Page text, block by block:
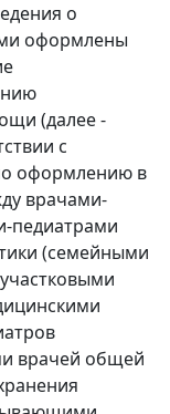
о
оформлены
(далее -
с
оформлению в
врачами-
педиатрами
(семейными
врачей общей